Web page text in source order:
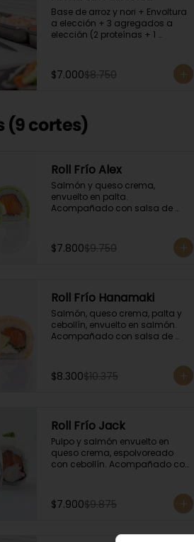
Base de arroz y nori + Envoltura
a elección + 3 agregados a
elección (2 proteínas + 1
$7.000$8.750
(9 cortes)
Roll Frío Alex
Salmón y queso crema,
envuelto en palta.
Acompañado con salsa de
$7.800$9.750
Roll Frío Hanamaki
Salmón, queso crema, palta y
cebollín, envuelto en salmón.
Acompañado con salsa de
$8.300$10.375
Roll Frío Jack
Pulpo y salmón envuelto en
queso crema, espolvoreado
con cebollín. Acompañado con
$7.900$9.875